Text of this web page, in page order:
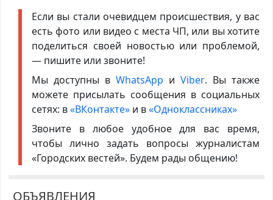
Если вы стали очевидцем происшествия, у вас
есть фото или видео с места ЧП, или вы хотите
поделиться своей новостью или проблемой,
— пишите или звоните!
Мы доступны в WhatsApp иViber. Вы также
можете присылать сообщения в социальных
сетях: в«ВКонтакте»и в«Одноклассниках»
Звоните в любое удобное для вас время,
чтобы лично задать вопросы журналистам
«Городских вестей». Будем рады общению!
ОБЪЯВЛЕНИЯ